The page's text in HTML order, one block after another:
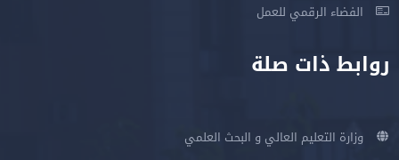
الفضاء الرقمي للعمل
روابط ذات صلة
وزارة التعليم العالي و البحث العلمي